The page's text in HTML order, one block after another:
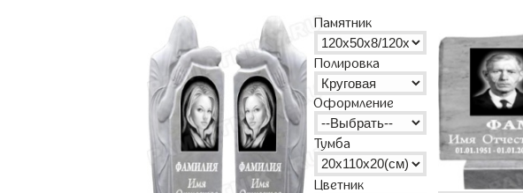
Памятник
Полировка
Оформление
Тумба
Цветник